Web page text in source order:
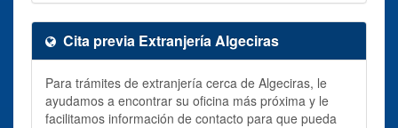
Cita previa Extranjería Algeciras
Para trámites de extranjería cerca de Algeciras, le
ayudamos a encontrar su oficina más próxima y le
facilitamos información de contacto para que pueda